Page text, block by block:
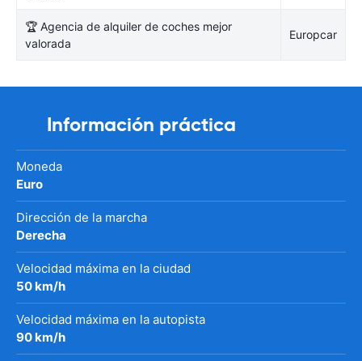
🏆 Agencia de alquiler de coches mejor
valorada
Europcar
Información práctica
Moneda
Euro
Dirección de la marcha
Derecha
Velocidad máxima en la ciudad
50 km/h
Velocidad máxima en la autopista
90 km/h